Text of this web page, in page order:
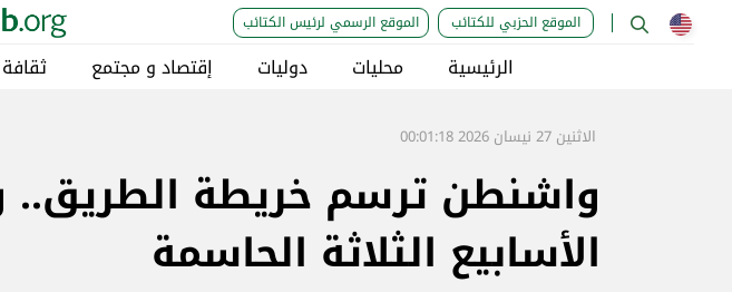
الموقع الحزبي للكتائب الموقع الرسمي لرئيس الكتائب
الرئيسية محليات دوليات إقتصاد و مجتمع
الاثنين 27 نيسان 2026 00:01:18
واشنطن ترسم خريطة الطريق..
الأسابيع الثلاثة الحاسمة